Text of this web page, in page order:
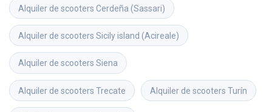
Alquiler de scooters Cerdeña (Sassari)
Alquiler de scooters Sicily island (Acireale)
Alquiler de scooters Siena
Alquiler de scooters Trecate Alquiler de scooters Turín